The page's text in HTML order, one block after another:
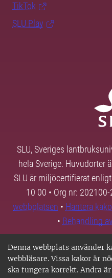
Denna webbplats använder
webbläsare. Vissa kakor är
ska fungera korrekt. Andra
TikTok
SLU Play
SLU, Sveriges
hela Sverige. Huvudorter
SLU är miljöcertifierat
10 00 • Org nr: 202100-
webbplatsen • Hantera
• Behandling